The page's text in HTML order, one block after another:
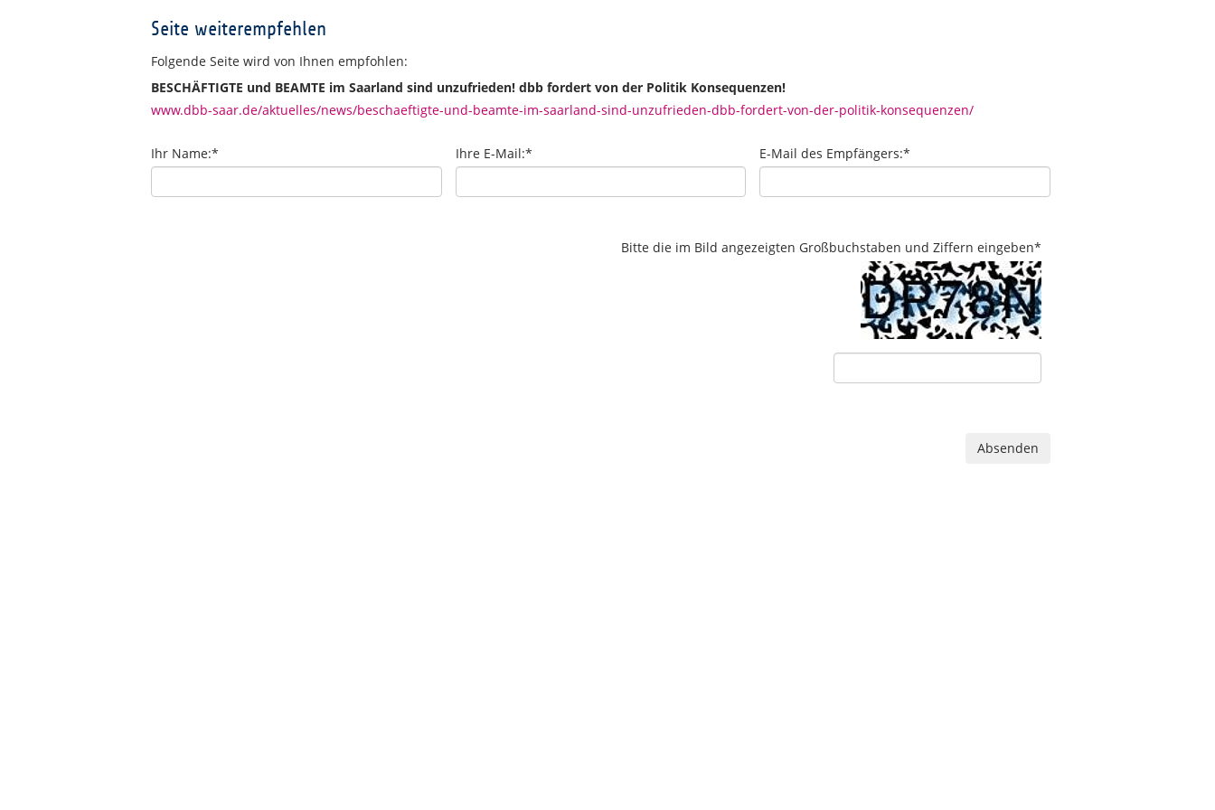
Seite weiterempfehlen
Folgende Seite wird von Ihnen empfohlen:
BESCHÄFTIGTE und BEAMTE im Saarland sind unzufrieden! dbb fordert von der Politik Konsequenzen!
www.dbb-saar.de/aktuelles/news/beschaeftigte-und-beamte-im-saarland-sind-unzufrieden-dbb-fordert-von-der-politik-konsequenzen/
Ihr Name:* Ihre E-Mail:* E-Mail des Empfängers:*
Bitte die im Bild angezeigten Großbuchstaben und Ziffern eingeben*
Absenden